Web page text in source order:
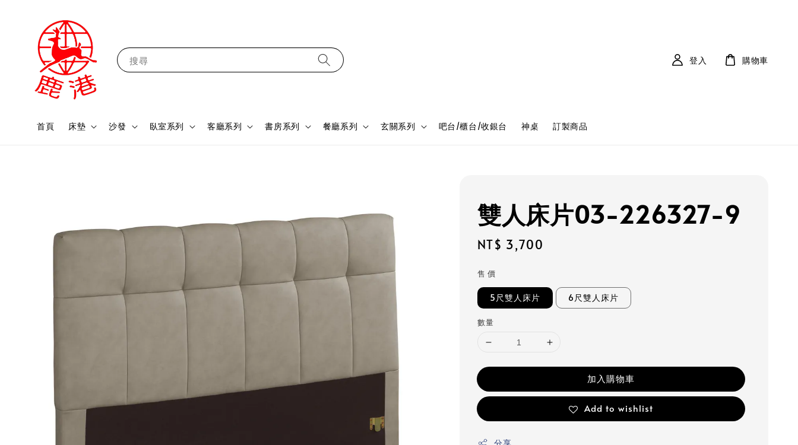
搜尋
首頁 床墊 沙發 臥室系列 客廳系列 書房系列 餐廳系列 玄關系列 吧台/櫃台/收銀台 神桌 訂製商品
登入 購物車
雙人床片03-226327-9
Regular
NT$ 3,700
售 價
5尺雙人床片 6尺雙人床片
數量
加入購物車
Add to wishlist